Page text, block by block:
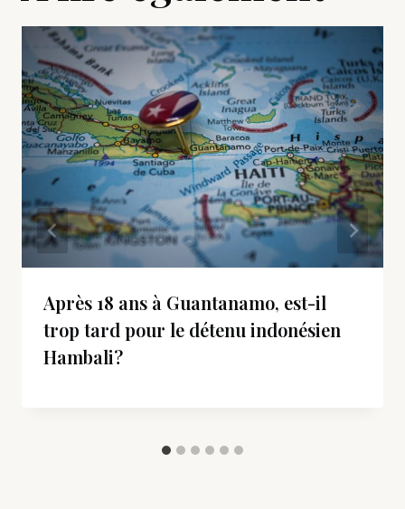
Après 18 ans à Guantanamo, est-il
trop tard pour le détenu indonésien
Hambali?